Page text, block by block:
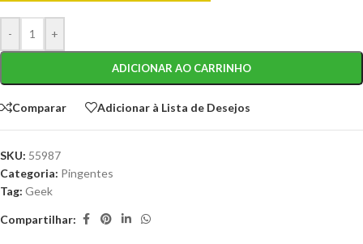
- +
ADICIONAR AO CARRINHO
Comparar Adicionar à Lista de Desejos
SKU: 55987
Categoria: Pingentes
Tag: Geek
Compartilhar: